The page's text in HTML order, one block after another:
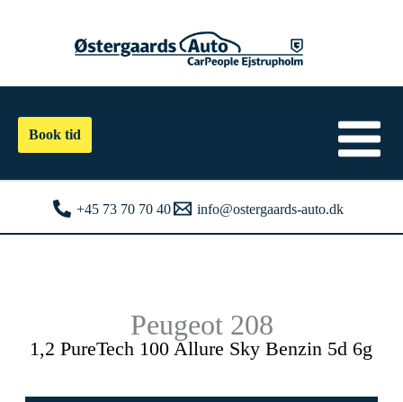
Book tid
+45 73 70 70 40 info@ostergaards-auto.dk
Peugeot 208
1,2 PureTech 100 Allure Sky Benzin 5d 6g